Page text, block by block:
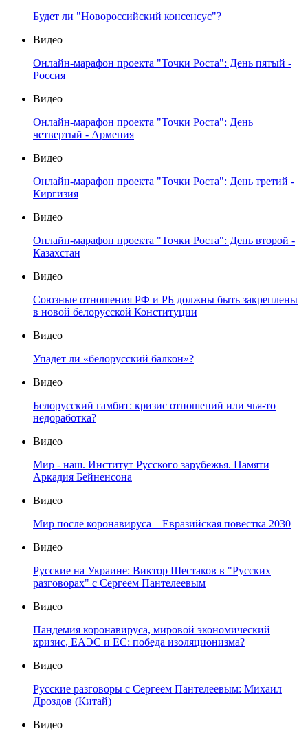
Будет ли "Новороссийский консенсус"?
Видео
Онлайн-марафон проекта "Точки Роста": День пятый -
Россия
Видео
Онлайн-марафон проекта "Точки Роста": День
четвертый - Армения
Видео
Онлайн-марафон проекта "Точки Роста": День третий -
Киргизия
Видео
Онлайн-марафон проекта "Точки Роста": День второй -
Казахстан
Видео
Союзные отношения РФ и РБ должны быть закреплены
в новой белорусской Конституции
Видео
Упадет ли «белорусский балкон»?
Видео
Белорусский гамбит: кризис отношений или чья-то
недоработка?
Видео
Мир - наш. Институт Русского зарубежья. Памяти
Аркадия Бейненсона
Видео
Мир после коронавируса – Евразийская повестка 2030
Видео
Русские на Украине: Виктор Шестаков в "Русских
разговорах" с Сергеем Пантелеевым
Видео
Пандемия коронавируса, мировой экономический
кризис, ЕАЭС и ЕС: победа изоляционизма?
Видео
Русские разговоры с Сергеем Пантелеевым: Михаил
Дроздов (Китай)
Видео